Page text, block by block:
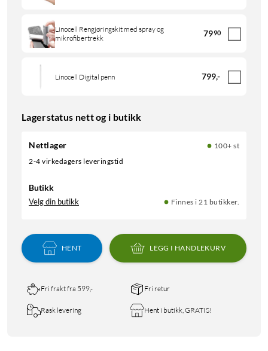
Linocell Rengjøringskit med spray og
mikrofibertrekk
7990
Linocell Digital penn 799,-
Lagerstatus nett og i butikk
Nettlager
100+ st
2-4 virkedagers leveringstid
Butikk
Velg din butikk Finnes i 21 butikker.
HENT LEGG I HANDLEKURV
Fri frakt fra 599,- Fri retur
Rask levering Hent i butikk, GRATIS!